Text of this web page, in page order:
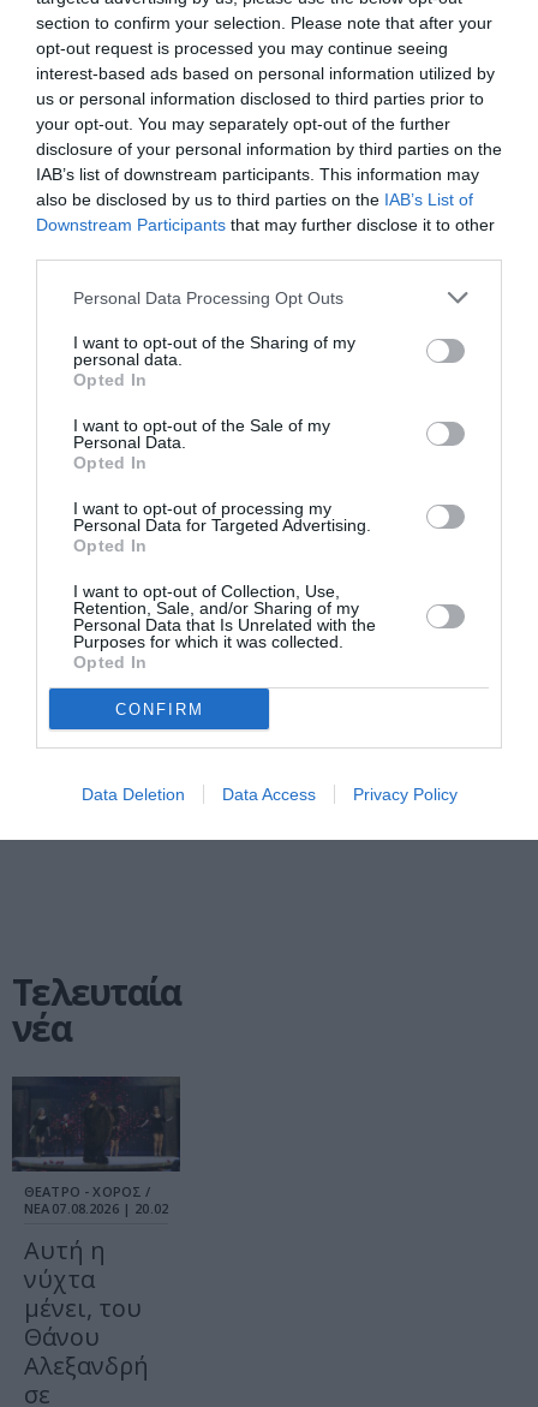
section to confirm your selection. Please note that after your
opt-out request is processed you may continue seeing
interest-based ads based on personal information utilized by
us or personal information disclosed to third parties prior to
your opt-out. You may separately opt-out of the further
disclosure of your personal information by third parties on the
IAB’s list of downstream participants. This information may
also be disclosed by us to third parties on the IAB’s List of
Downstream Participants that may further disclose it to other
Personal Data Processing Opt Outs
I want to opt-out of the Sharing of my
personal data.
Opted In
I want to opt-out of the Sale of my
Personal Data.
Opted In
I want to opt-out of processing my
Personal Data for Targeted Advertising.
Opted In
I want to opt-out of Collection, Use,
Retention, Sale, and/or Sharing of my
Personal Data that Is Unrelated with the
Purposes for which it was collected.
Opted In
CONFIRM
Data Deletion Data Access Privacy Policy
τοιχογραφία από
το Μικρό Παρίσι
των Αθηνών 2022
των Αθηνών 2022
ΘΕΑΤΡΟ - ΧΟΡΟΣ / ΝΕΑ
Κρατήρες: Μια
θεατρική
περφόρμανς στο
Μικρό Παρίσι
των Αθηνών 2022
Ομαδική έκθεση
Αθηνών 2022
Ruins – Ερείπια ή
Μνημεία:
Ομαδική έκθεση
στο Μικρό
Παρίσι των
Αθηνών 2022
Μικρό Παρίσι
των Αθηνών 2022:
στο σήμερα
Επόμενη ❯
Τελευταία
νέα
ΘΕΑΤΡΟ - ΧΟΡΟΣ /
ΝΕΑ 07.08.2026 | 20.02
Αυτή η
νύχτα
μένει, του
Θάνου
Αλεξανδρή
σε